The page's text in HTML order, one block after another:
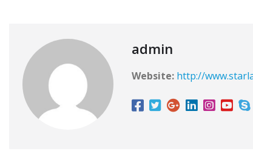
admin
Website: http://